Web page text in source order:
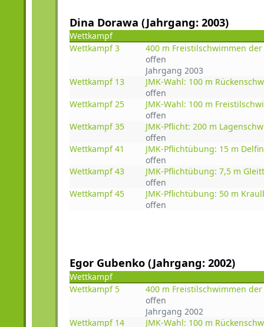
Dina Dorawa (Jahrgang: 2003)
Wettkampf
Wettkampf 3
400 m Freistilschwimmen
offen
Jahrgang 2003
Wettkampf 13
JMK-Wahl: 100 m
offen
Wettkampf 25
JMK-Wahl: 100 m
offen
Wettkampf 35
JMK-Pflicht: 200 m
offen
Wettkampf 41
JMK-Pflichtübung: 15 m
offen
Wettkampf 43
JMK-Pflichtübung: 7,5 m
offen
Wettkampf 45
JMK-Pflichtübung: 50 m
offen
Egor Gubenko (Jahrgang: 2002)
Wettkampf
Wettkampf 5
400 m Freistilschwimmen
offen
Jahrgang 2002
Wettkampf 14
JMK-Wahl: 100 m